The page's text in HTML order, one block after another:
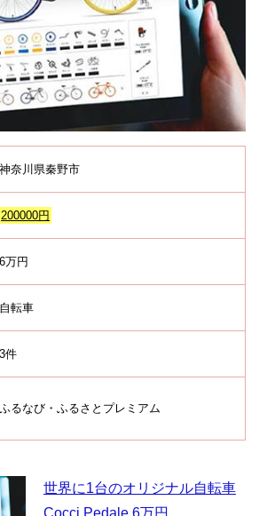
神奈川県秦野市
200000円
6万円
自転車
3件
ふるなび・ふるさとプレミアム
世界に1台のオリジナル自転車
Cocci Pedale 6万円